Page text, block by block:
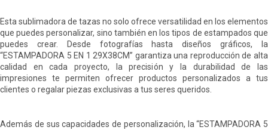
Esta sublimadora de tazas no solo ofrece versatilidad en los elementos
que puedes personalizar, sino también en los tipos de estampados que
puedes crear. Desde fotografías hasta diseños gráficos, la
“ESTAMPADORA 5 EN 1 29X38CM” garantiza una reproducción de alta
calidad en cada proyecto, la precisión y la durabilidad de las
impresiones te permiten ofrecer productos personalizados a tus
clientes o regalar piezas exclusivas a tus seres queridos.
Además de sus capacidades de personalización, la “ESTAMPADORA 5